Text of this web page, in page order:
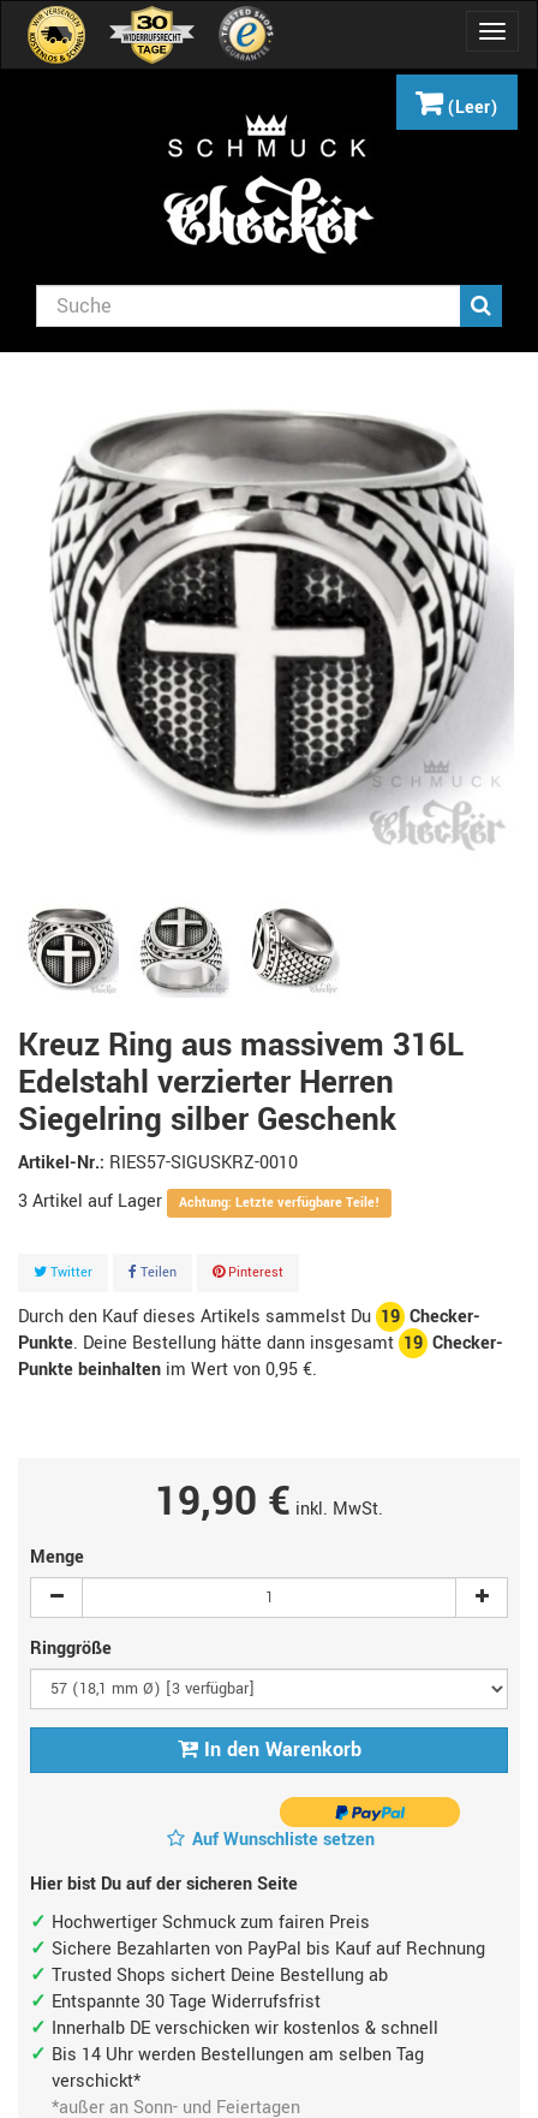
(Leer)
Kreuz Ring aus massivem 316L
Edelstahl verzierter Herren
Siegelring silber Geschenk
Artikel-Nr.: RIES57-SIGUSKRZ-0010
3 Artikel Achtung: Letzte verfügbare Teile!
Twitter Teilen Pinterest
Durch den Kauf dieses Artikels sammelst Du 19 Checker-
Punkte. Deine Bestellung hätte dann insgesamt 19 Checker-
Punkte beinhalten im Wert von0,95 €.
19,90 € inkl. MwSt.
Menge
Ringgröße
In den Warenkorb
Auf Wunschliste setzen
Hier bist Du auf der sicheren Seite
Hochwertiger Schmuck zum fairen Preis
Sichere Bezahlarten von PayPal bis Kauf auf Rechnung
Trusted Shops sichert Deine Bestellung ab
Entspannte 30 Tage Widerrufsfrist
Innerhalb DE verschicken wir kostenlos & schnell
Bis 14 Uhr werden Bestellungen am selben Tag
verschickt*
*außer an Sonn- und Feiertagen